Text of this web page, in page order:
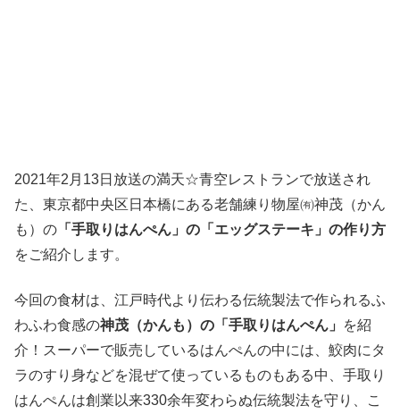
2021年2月13日放送の満天☆青空レストランで放送され
た、東京都中央区日本橋にある老舗練り物屋㈲神茂（かん
も）の 「手取りはんぺん」の「エッグステーキ」の作り方
をご紹介します。
今回の食材は、江戸時代より伝わる伝統製法で作られるふ
わふわ食感の神茂（かんも）の「手取りはんぺん」
を紹
介！スーパーで販売しているはんぺんの中には、鮫肉にタ
ラのすり身などを混ぜて使っているものもある中、手取り
はんぺんは創業以来330余年変わらぬ伝統製法を守り、こ